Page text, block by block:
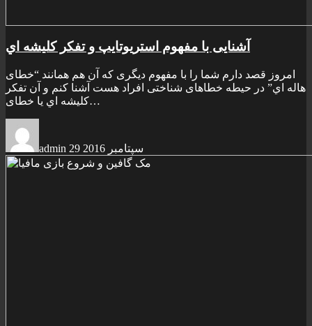
آشنايی با مفهوم استريوتايپ و تفکر کليشه اي
امروز قصد دارم شما را با مفهوم ديگری که آن هم همانند “خطای
هاله اي” در حيطه خطاهای شناختی افراد هست آشنا کنم و آن تفکر
کليشه اي يا خطای…
admin 29 سپتامبر 2016